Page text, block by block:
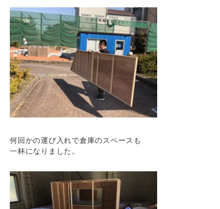
何回かの運び入れで倉庫のスペースも
一杯になりました。